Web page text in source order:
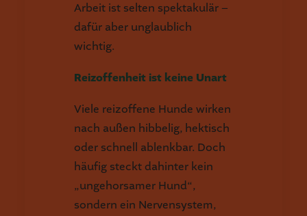
Arbeit ist selten spektakulär –
dafür aber unglaublich
wichtig.
Reizoffenheit ist keine Unart
Viele reizoffene Hunde wirken
nach außen hibbelig, hektisch
oder schnell ablenkbar. Doch
häufig steckt dahinter kein
„ungehorsamer Hund“,
sondern ein Nervensystem,